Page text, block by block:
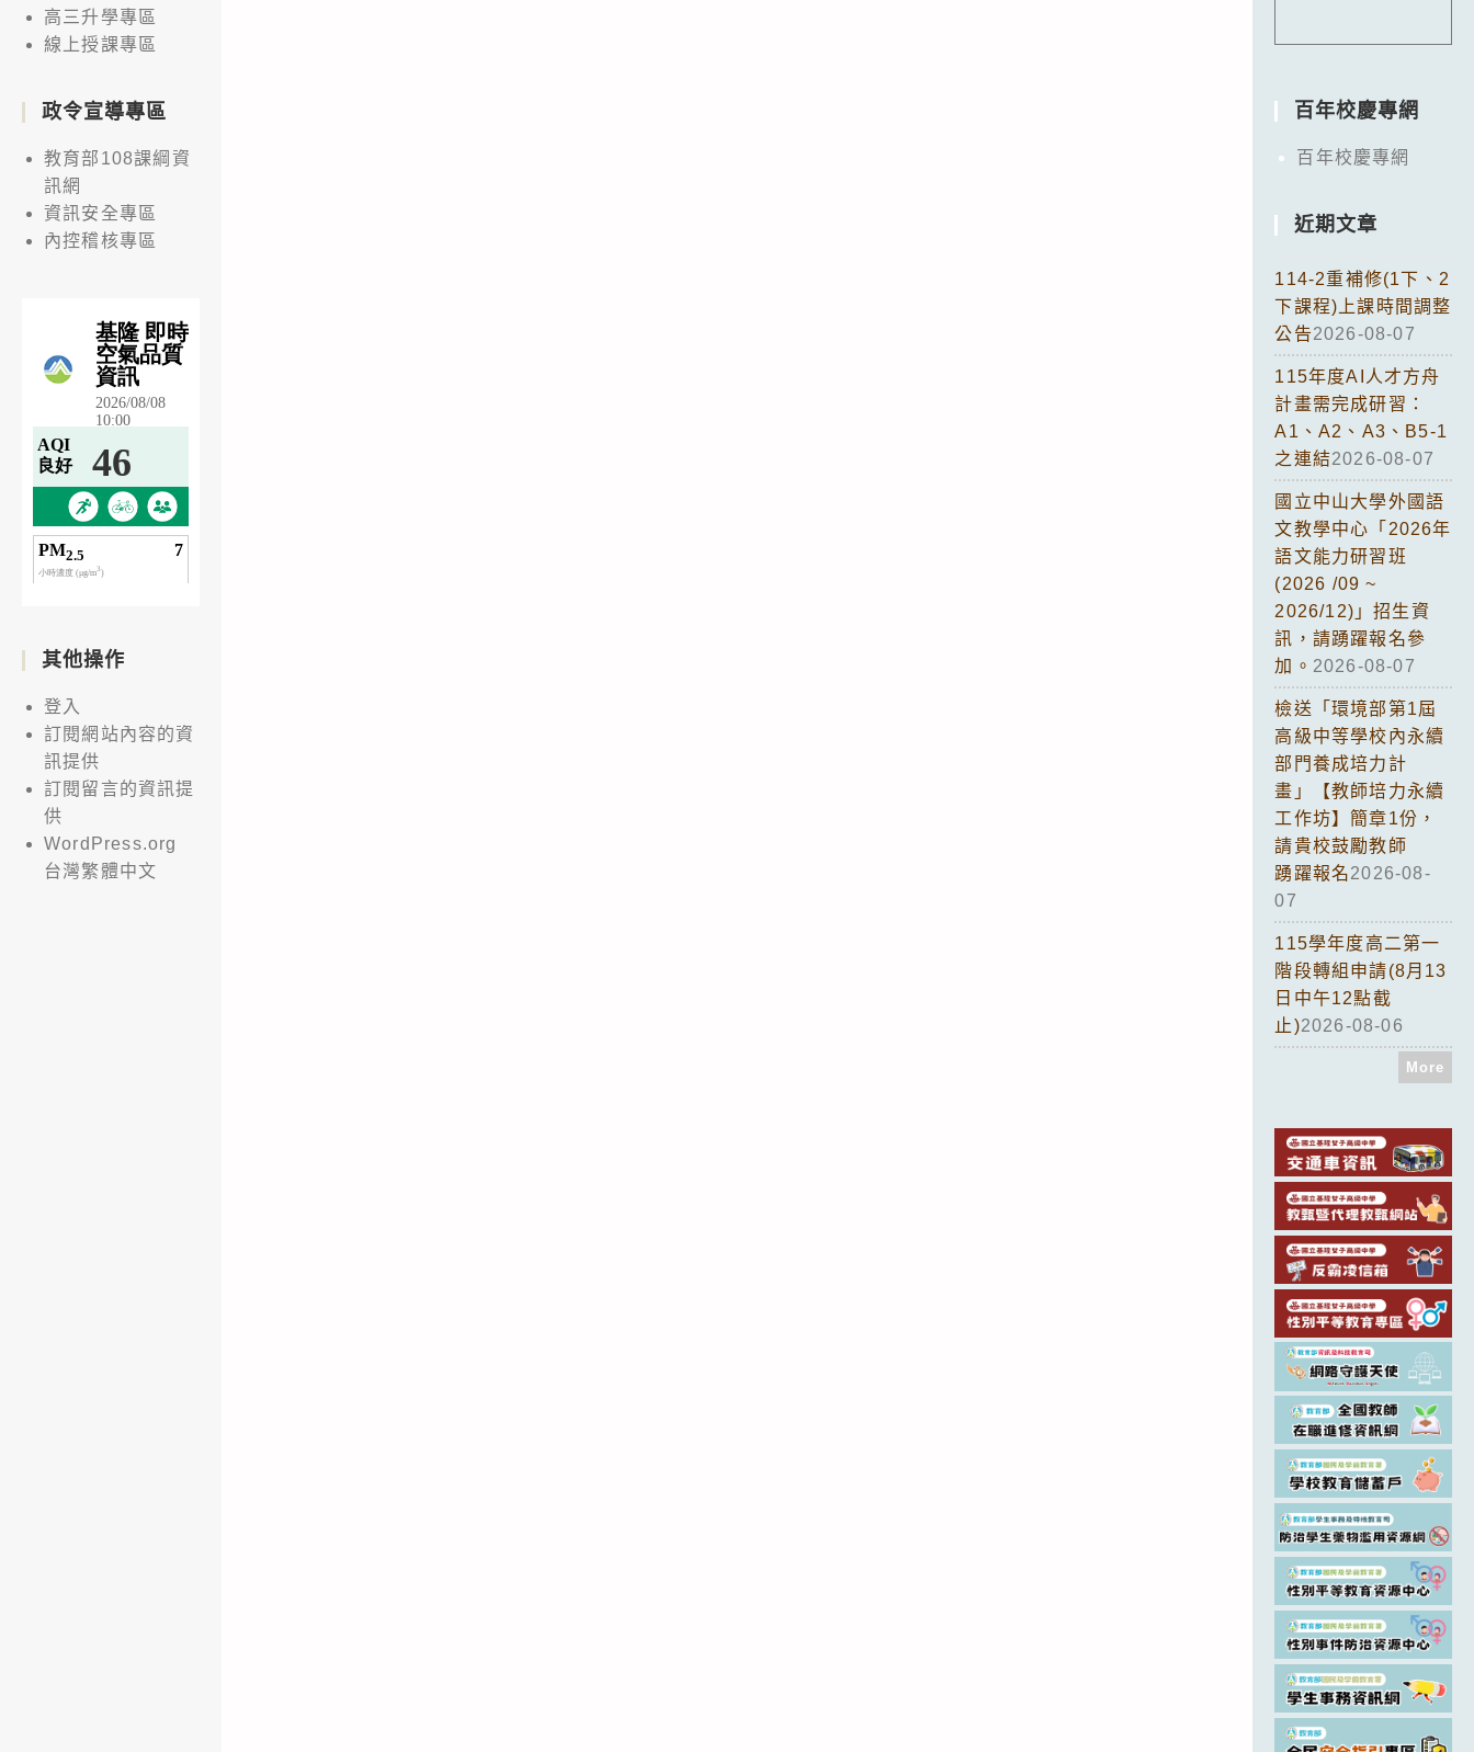
高三升學專區
線上授課專區
政令宣導專區
教育部108課綱資
訊網
資訊安全專區
內控稽核專區
其他操作
登入
訂閱網站內容的資
訊提供
訂閱留言的資訊提
供
WordPress.org
台灣繁體中文
百年校慶專網
百年校慶專網
近期文章
114-2重補修(1下、2
下課程)上課時間調整
公告2026-08-07
115年度AI人才方舟
計畫需完成研習：
A1、A2、A3、B5-1
之連結2026-08-07
國立中山大學外國語
文教學中心「2026年
語文能力研習班
(2026 /09 ~
2026/12)」招生資
訊，請踴躍報名參
加。 2026-08-07
檢送「環境部第1屆
高級中等學校內永續
部門養成培力計
畫」【教師培力永續
工作坊】簡章1份，
請貴校鼓勵教師
踴躍報名2026-08-
07
115學年度高二第一
階段轉組申請(8月13
日中午12點截
止)2026-08-06
More